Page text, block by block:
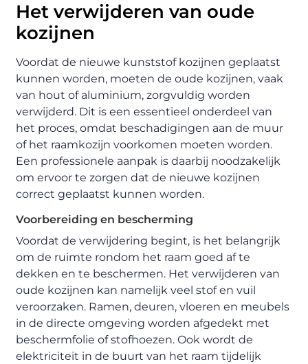
Het verwijderen van oude
kozijnen
Voordat de nieuwe kunststof kozijnen geplaatst
kunnen worden, moeten de oude kozijnen, vaak
van hout of aluminium, zorgvuldig worden
verwijderd. Dit is een essentieel onderdeel van
het proces, omdat beschadigingen aan de muur
of het raamkozijn voorkomen moeten worden.
Een professionele aanpak is daarbij noodzakelijk
om ervoor te zorgen dat de nieuwe kozijnen
correct geplaatst kunnen worden.
Voorbereiding en bescherming
Voordat de verwijdering begint, is het belangrijk
om de ruimte rondom het raam goed af te
dekken en te beschermen. Het verwijderen van
oude kozijnen kan namelijk veel stof en vuil
veroorzaken. Ramen, deuren, vloeren en meubels
in de directe omgeving worden afgedekt met
beschermfolie of stofhoezen. Ook wordt de
elektriciteit in de buurt van het raam tijdelijk